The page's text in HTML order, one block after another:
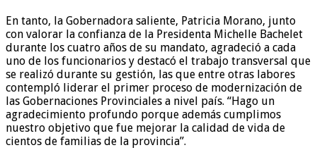
En tanto, la Gobernadora saliente, Patricia Morano, junto
con valorar la confianza de la Presidenta Michelle Bachelet
durante los cuatro años de su mandato, agradeció a cada
uno de los funcionarios y destacó el trabajo transversal que
se realizó durante su gestión, las que entre otras labores
contempló liderar el primer proceso de modernización de
las Gobernaciones Provinciales a nivel país. “Hago un
agradecimiento profundo porque además cumplimos
nuestro objetivo que fue mejorar la calidad de vida de
cientos de familias de la provincia”.